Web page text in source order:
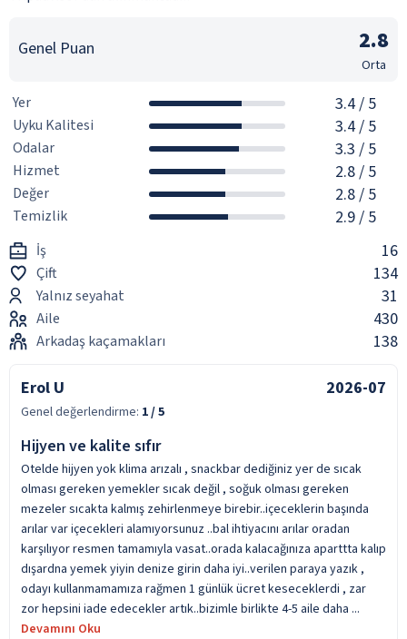
Genel Puan 2.8
Orta
Yer 3.4/ 5
Uyku Kalitesi 3.4/ 5
Odalar 3.3 / 5
Hizmet 2.8/ 5
Değer 2.8/ 5
Temizlik 2.9/ 5
İş 16
Çift 134
Yalnız seyahat 31
Aile 430
Arkadaş kaçamakları 138
Erol U 2026-07
Genel değerlendirme: 1/ 5
Hijyen ve kalite sıfır
Otelde hijyen yok klima arızalı , snackbar dediğiniz yer de sıcak
olması gereken yemekler sıcak değil , soğuk olması gereken
mezeler sıcakta kalmış zehirlenmeye birebir..içeceklerin başında
arılar var içecekleri alamıyorsunuz ..bal ihtiyacını arılar oradan
karşılıyor resmen tamamıyla vasat..orada kalacağınıza aparttta kalıp
dışardna yemek yiyin denize girin daha iyi..verilen paraya yazık ,
odayı kullanmamamıza rağmen 1 günlük ücret keseceklerdi , zar
zor hepsini iade edecekler artık..bizimle birlikte 4-5 aile daha ...
Devamını Oku